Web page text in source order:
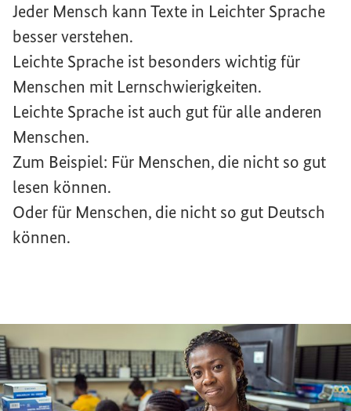
Jeder Mensch kann Texte in Leichter Sprache
besser verstehen.
Leichte Sprache ist besonders wichtig für
Menschen mit Lernschwierigkeiten.
Leichte Sprache ist auch gut für alle anderen
Menschen.
Zum Beispiel: Für Menschen, die nicht so gut
lesen können.
Oder für Menschen, die nicht so gut Deutsch
können.